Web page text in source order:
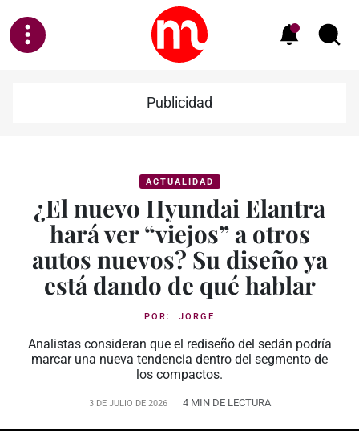
Publicidad
ACTUALIDAD
¿El nuevo Hyundai Elantra
hará ver “viejos” a otros
autos nuevos? Su diseño ya
está dando de qué hablar
POR: JORGE
Analistas consideran que el rediseño del sedán podría
marcar una nueva tendencia dentro del segmento de
los compactos.
3 DE JULIO DE 2026 4 MIN DE LECTURA